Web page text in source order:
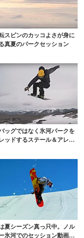
スピンのカッコよさが身に
真夏のパークセッション
ッグではなく氷河パークを
ッドするステール＆アレッ
夏シーズン真っ只中。ノル
氷河でのセッション動画が